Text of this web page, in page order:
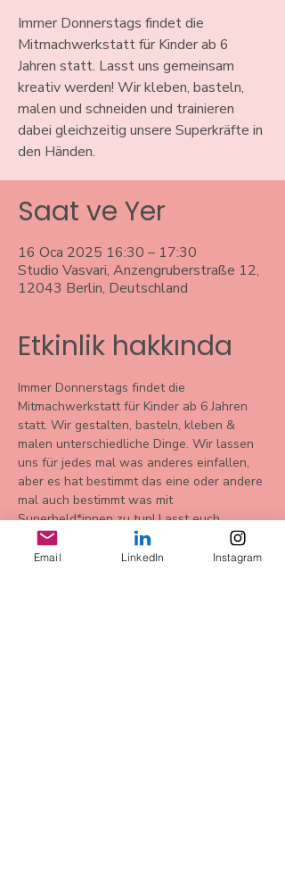
Immer Donnerstags findet die
Mitmachwerkstatt für Kinder ab 6
Jahren statt. Lasst uns gemeinsam
kreativ werden! Wir kleben, basteln,
malen und schneiden und trainieren
dabei gleichzeitig unsere Superkräfte in
den Händen.
Saat ve Yer
16 Oca 2025 16:30 – 17:30
Studio Vasvari, Anzengruberstraße 12,
12043 Berlin, Deutschland
Etkinlik hakkında
Immer Donnerstags findet die
Mitmachwerkstatt für Kinder ab 6 Jahren
statt. Wir gestalten, basteln, kleben &
malen unterschiedliche Dinge. Wir lassen
uns für jedes mal was anderes einfallen,
aber es hat bestimmt das eine oder andere
mal auch bestimmt was mit
Superheld*innen zu tun! Lasst euch
überraschen.
Email LinkedIn Instagram